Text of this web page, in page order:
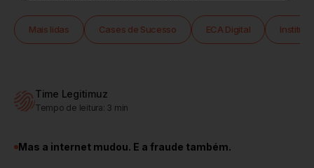
Sobre
Blog
Mais lidas Cases de Sucesso ECA Digital
Time Legitimuz
Tempo de leitura: 3 min
Mas a internet mudou. E a fraude também.